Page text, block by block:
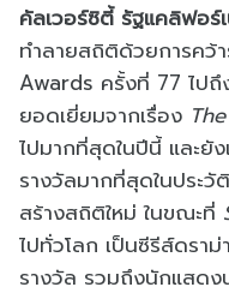
คัลเวอร์ซิตี้ รัฐแคลิฟอร์
ทำลายสถิติด้วยการคว้
Awards ครั้งที่ 77 ไป
ยอดเยี่ยมจากเรื่อง
ไปมากที่สุดในปีนี้ และยัง
รางวัลมากที่สุดในประ
สร้างสถิติใหม่ ในขณะที่
ไปทั่วโลก เป็นซีรีส์ดรา
รางวัล รวมถึงนักแสด